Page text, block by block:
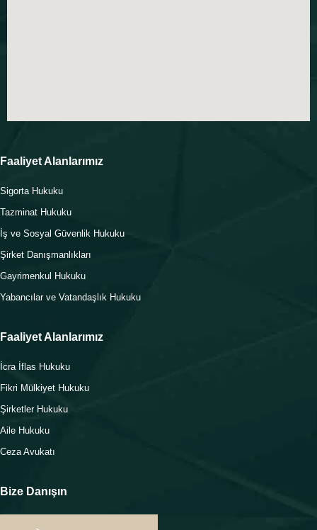
Faaliyet Alanlarımız
Sigorta Hukuku
Tazminat Hukuku
İş ve Sosyal Güvenlik Hukuku
Şirket Danışmanlıkları
Gayrimenkul Hukuku
Yabancılar ve Vatandaşlık Hukuku
Faaliyet Alanlarımız
İcra İflas Hukuku
Fikri Mülkiyet Hukuku
Şirketler Hukuku
Aile Hukuku
Ceza Avukatı
Bize Danışın